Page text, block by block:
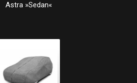
Astra »Sedan«